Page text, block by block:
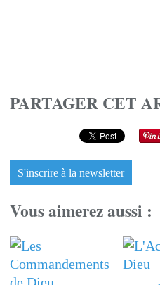
PARTAGER CET
S'inscrire à la newsletter
Vous aimerez aussi :